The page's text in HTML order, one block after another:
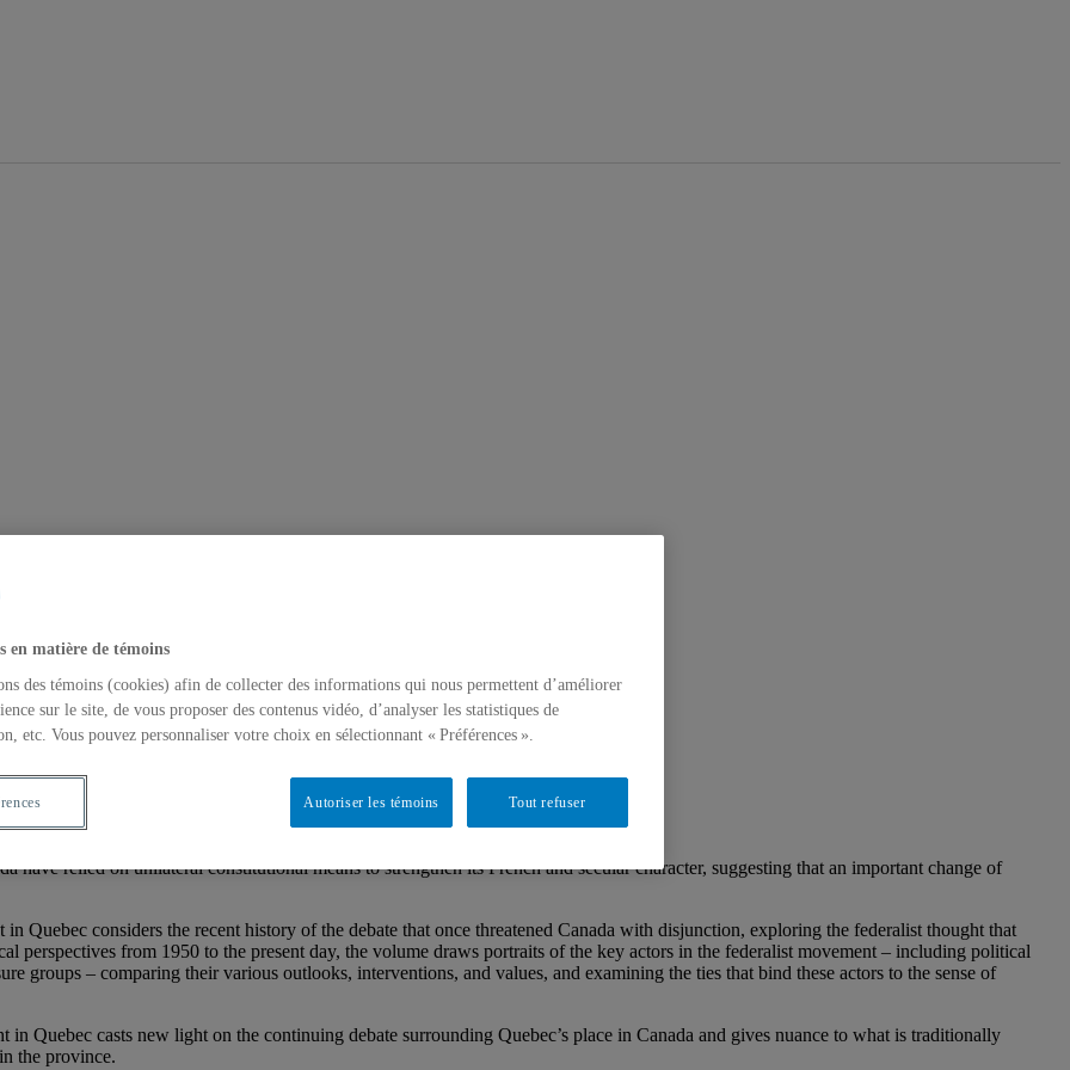
Historical Perspectives
have relied on unilateral constitutional means to strengthen its French and secular character, suggesting that an important change of
Quebec considers the recent history of the debate that once threatened Canada with disjunction, exploring the federalist thought that
perspectives from 1950 to the present day, the volume draws portraits of the key actors in the federalist movement – including political
groups – comparing their various outlooks, interventions, and values, and examining the ties that bind these actors to the sense of
Quebec casts new light on the continuing debate surrounding Quebec’s place in Canada and gives nuance to what is traditionally
the province.
en matière de témoins
des témoins (cookies) afin de collecter des informations qui nous permettent d’améliorer
sur le site, de vous proposer des contenus vidéo, d’analyser les statistiques de
etc. Vous pouvez personnaliser votre choix en sélectionnant « Préférences ».
Tout refuser
Autoriser les témoins